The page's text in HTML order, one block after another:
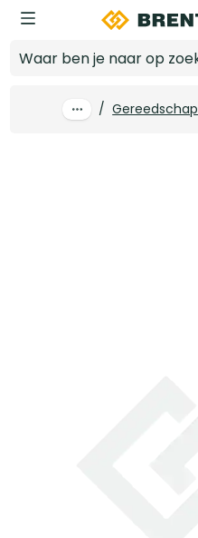
Ga naar hoofdinhoud
/ Gereedschap
Log in voor prijzen